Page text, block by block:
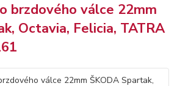
brzdového válce 22mm
Octavia, Felicia, TATRA